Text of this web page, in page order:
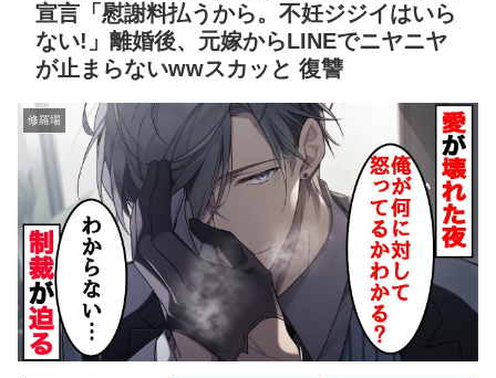
宣言「慰謝料払うから。不妊ジジイはいら
ない!」離婚後、元嫁からLINEでニヤニヤ
が止まらないwwスカッと 復讐
修羅場